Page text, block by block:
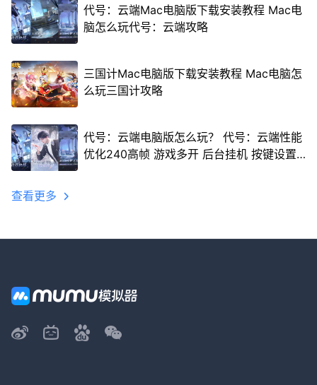
代号：云端Mac电脑版下载安装教程 Mac电
脑怎么玩代号：云端攻略
三国计Mac电脑版下载安装教程 Mac电脑怎
么玩三国计攻略
代号：云端电脑版怎么玩？ 代号：云端性能
优化240高帧 游戏多开 后台挂机 按键设置
查看更多